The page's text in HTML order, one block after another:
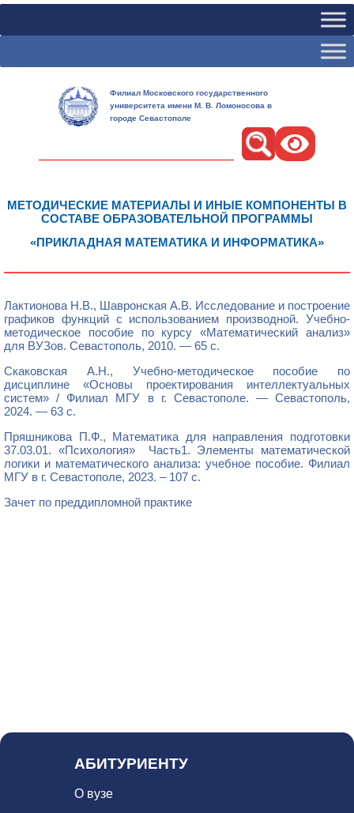
Филиал Московского государственного
университета имени М. В. Ломоносова в
городе Севастополе
МЕТОДИЧЕСКИЕ МАТЕРИАЛЫ И ИНЫЕ КОМПОНЕНТЫ В
СОСТАВЕ ОБРАЗОВАТЕЛЬНОЙ ПРОГРАММЫ
«ПРИКЛАДНАЯ МАТЕМАТИКА И ИНФОРМАТИКА»
Лактионова Н.В., Шавронская А.В. Исследование и построение
графиков функций с использованием производной. Учебно-
методическое пособие по курсу «Математический анализ»
для ВУЗов. Севастополь, 2010. — 65 с.
Скаковская А.Н., Учебно-методическое пособие по
дисциплине «Основы проектирования интеллектуальных
систем» / Филиал МГУ в г. Севастополе. — Севастополь,
2024. — 63 с.
Пряшникова П.Ф., Математика для направления подготовки
37.03.01. «Психология» Часть1. Элементы математической
логики и математического анализа: учебное пособие. Филиал
МГУ в г. Севастополе, 2023. – 107 с.
Зачет по преддипломной практике
АБИТУРИЕНТУ
О вузе